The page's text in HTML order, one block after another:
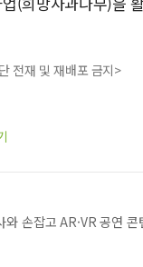
전재 및 재배포 금지>
손잡고 AR·VR 공연 콘